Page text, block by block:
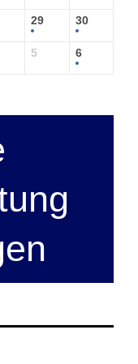
29 30
5 6